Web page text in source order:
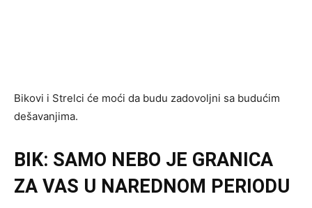
Bikovi i Strelci će moći da budu zadovoljni sa budućim
dešavanjima.
BIK: SAMO NEBO JE GRANICA
ZA VAS U NAREDNOM PERIODU